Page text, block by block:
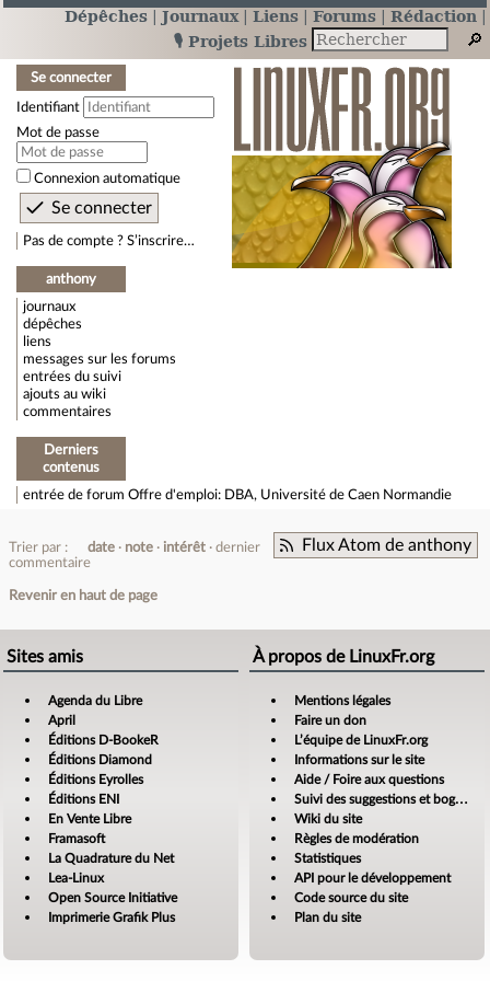
Dépêches Journaux Liens Forums
Rédaction
🎙️ Projets Libres
Se connecter
Identifiant
Mot de passe
Connexion automatique
Pas de compte ? S’inscrire…
anthony
journaux
dépêches
liens
messages sur les forums
entrées du suivi
ajouts au wiki
commentaires
Derniers
contenus
entrée de forum Offre d'emploi: DBA, Université de Caen Normandie
Flux Atom de anthony
Trier par : date note intérêt
dernier
commentaire
Revenir en haut de page
Sites amis
Agenda du Libre
April
Éditions D-BookeR
Éditions Diamond
Éditions Eyrolles
Éditions ENI
En Vente Libre
Framasoft
La Quadrature du Net
Lea-Linux
Open Source Initiative
Imprimerie Grafik Plus
À propos de LinuxFr.org
Mentions légales
Faire un don
L’équipe de LinuxFr.org
Informations sur le site
Aide / Foire aux questions
Suivi des suggestions et bogues
Wiki du site
Règles de modération
Statistiques
API pour le développement
Code source du site
Plan du site